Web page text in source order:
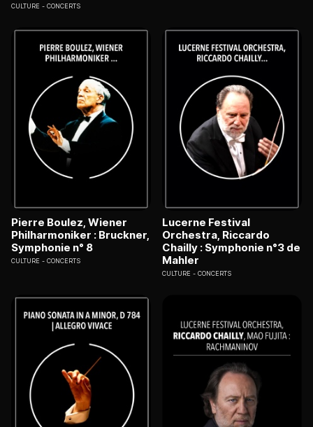
CULTURE CONCERTS
Pierre Boulez, Wiener
Philharmoniker : Bruckner,
Symphonie n° 8
CULTURE CONCERTS
Lucerne Festival
Orchestra, Riccardo
Chailly : Symphonie n°3 de
Mahler
CULTURE CONCERTS